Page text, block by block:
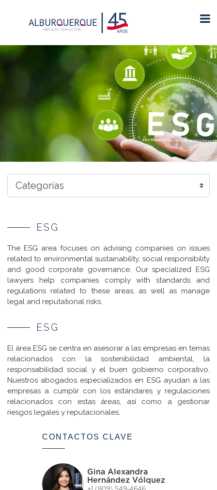
ESG
The ESG area focuses on advising companies on issues
related to environmental sustainability, social responsibility
and good corporate governance. Our specialized ESG
lawyers help companies comply with standards and
regulations related to these areas, as well as manage
legal and reputational risks.
ESG
El área ESG se centra en asesorar a las empresas en temas
relacionados con la sostenibilidad ambiental, la
responsabilidad social y el buen gobierno corporativo.
Nuestros abogados especializados en ESG ayudan a las
empresas a cumplir con los estándares y regulaciones
relacionados con estas áreas, así como a gestionar
riesgos legales y reputacionales.
CONTACTOS CLAVE
Gina Alexandra
Hernández Vólquez